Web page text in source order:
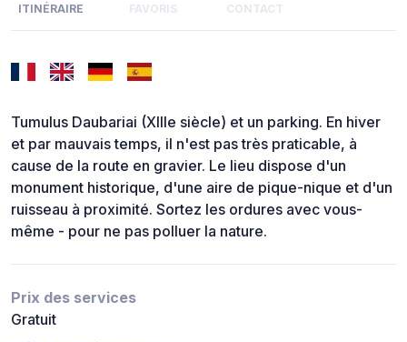
ITINÉRAIRE FAVORIS CONTACT
Tumulus Daubariai (XIIIe siècle) et un parking. En hiver
et par mauvais temps, il n'est pas très praticable, à
cause de la route en gravier. Le lieu dispose d'un
monument historique, d'une aire de pique-nique et d'un
ruisseau à proximité. Sortez les ordures avec vous-
même - pour ne pas polluer la nature.
Prix des services
Gratuit